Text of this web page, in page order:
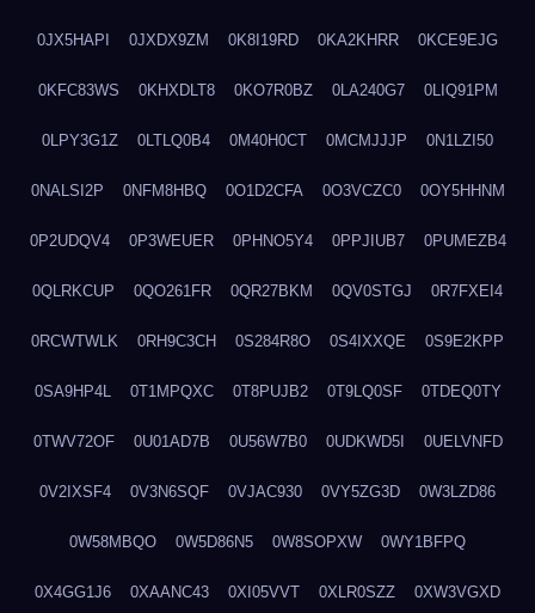
0JX5HAPI 0JXDX9ZM 0K8I19RD 0KA2KHRR 0KCE9EJG
0KFC83WS 0KHXDLT8 0KO7R0BZ 0LA240G7 0LIQ91PM
0LPY3G1Z 0LTLQ0B4 0M40H0CT 0MCMJJJP 0N1LZI50
0NALSI2P 0NFM8HBQ 0O1D2CFA 0O3VCZC0 0OY5HHNM
0P2UDQV4 0P3WEUER 0PHNO5Y4 0PPJIUB7 0PUMEZB4
0QLRKCUP 0QO261FR 0QR27BKM 0QV0STGJ 0R7FXEI4
0RCWTWLK 0RH9C3CH 0S284R8O 0S4IXXQE 0S9E2KPP
0SA9HP4L 0T1MPQXC 0T8PUJB2 0T9LQ0SF 0TDEQ0TY
0TWV72OF 0U01AD7B 0U56W7B0 0UDKWD5I 0UELVNFD
0V2IXSF4 0V3N6SQF 0VJAC930 0VY5ZG3D 0W3LZD86
0W58MBQO 0W5D86N5 0W8SOPXW 0WY1BFPQ
0X4GG1J6 0XAANC43 0XI05VVT 0XLR0SZZ 0XW3VGXD